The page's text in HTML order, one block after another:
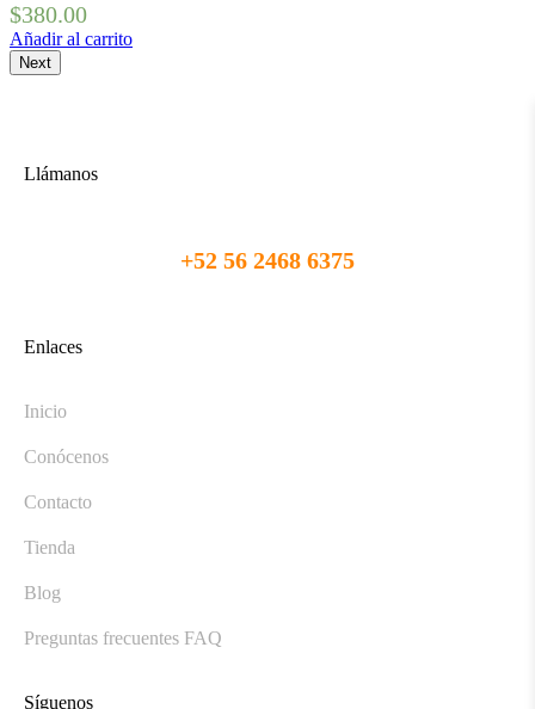
$380.00
Añadir al carrito
Next
Llámanos
+52 56 2468 6375
Enlaces
Inicio
Conócenos
Contacto
Tienda
Blog
Preguntas frecuentes FAQ
Síguenos